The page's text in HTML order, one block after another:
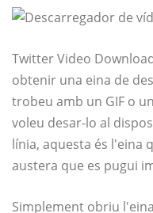
Twitter Video
obtenir una eina de
trobeu amb un GIF o
voleu desar-lo al
línia, aquesta és l'eina
austera que es pugui
Simplement obriu